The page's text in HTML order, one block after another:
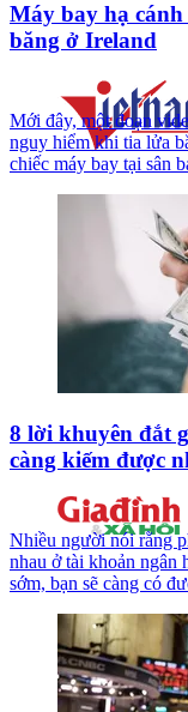
Máy bay hạ
băng ở Ireland
Mới đây, một đoạn
nguy hiểm khi tia lửa
chiếc máy bay tại sân
8 lời khuyên đắt
càng kiếm được
Nhiều người nói rằng
nhau ở tài khoản ngân
sớm, bạn sẽ càng có